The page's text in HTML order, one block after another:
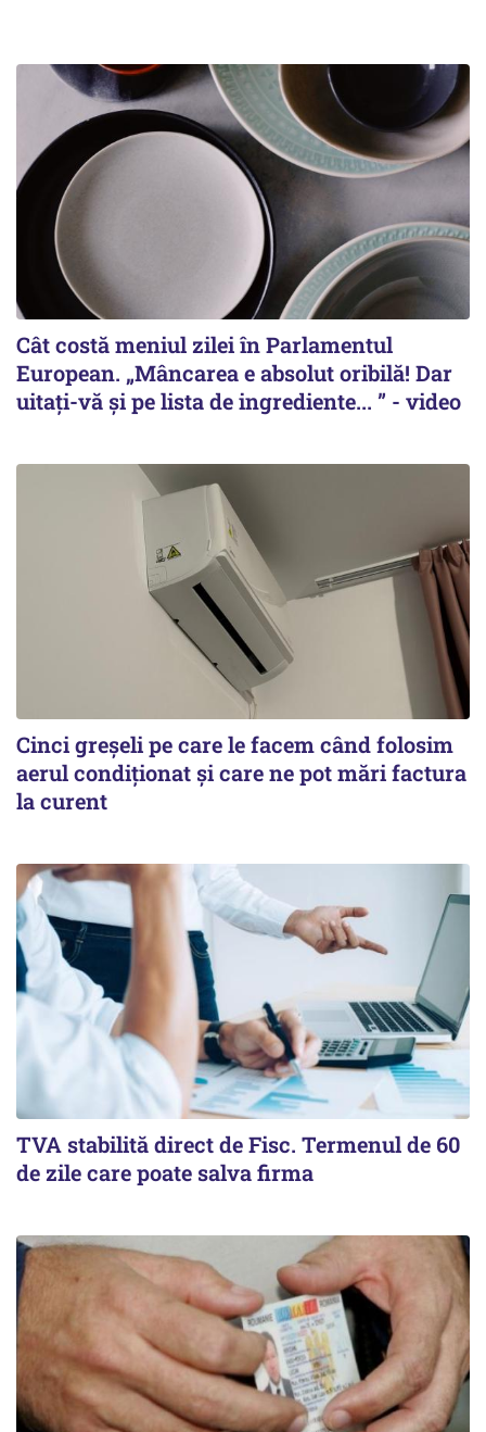
Cât costă meniul zilei în Parlamentul
European. „Mâncarea e absolut oribilă! Dar
uitați-vă și pe lista de ingrediente... ” - video
Cinci greșeli pe care le facem când folosim
aerul condiționat și care ne pot mări factura
la curent
TVA stabilită direct de Fisc. Termenul de 60
de zile care poate salva firma